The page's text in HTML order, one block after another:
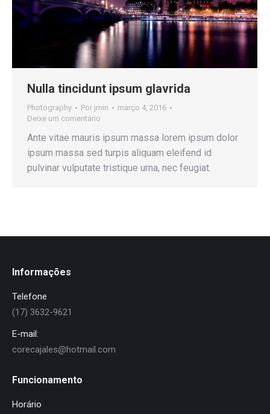
Nulla tincidunt ipsum glavrida
Photography Por jrnin
março 4, 2016
Deixe um comentário
Ante vitae mauris ipsum massa lorem ipsum dolor
ipsum massa sed turpis aliquam eleifend id
pulvinar vulputate tristique urna, nec feugiat.
Informações
Telefone
(17) 3632-9621
E-mail:
corecajales@hotmail.com
Funcionamento
Horário